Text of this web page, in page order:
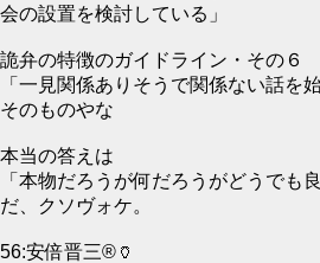
会の設置を検討している」
詭弁の特徴のガイドライン・その６
「一見関係ありそうで関係ない話を始
そのものやな
本当の答えは
「本物だろうが何だろうがどうでも良
だ、クソヴォケ。
56:安倍晋三®🏺